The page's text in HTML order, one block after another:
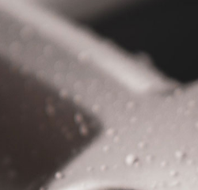
研究中心，具备年产铸铁零部件
套服务的科技型企业。
资质荣誉
交通铸件、工业机器人铸件、压缩机
国、加拿大、韩国、西班牙等地，为
化产品与服务。
以及从原材料进厂到成品出库的全流
加工设备
生产，到检测加工、包装运输等环节
点。
服务承诺
局，坚持创新与资源整合。
企业公示
部件的需求。
下载中心
优势，激发员工学习与工作热情，实
薪酬福利
展 、平台赢发展的理念，愿与八方宾